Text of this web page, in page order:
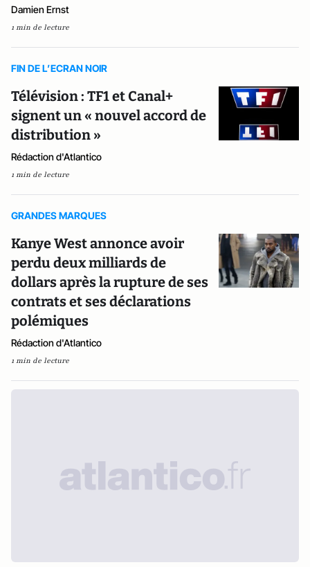
Damien Ernst
1 min de lecture
FIN DE L’ECRAN NOIR
Télévision : TF1 et Canal+
signent un « nouvel accord de
distribution »
Rédaction d'Atlantico
1 min de lecture
GRANDES MARQUES
Kanye West annonce avoir
perdu deux milliards de
dollars après la rupture de ses
contrats et ses déclarations
polémiques
Rédaction d'Atlantico
1 min de lecture